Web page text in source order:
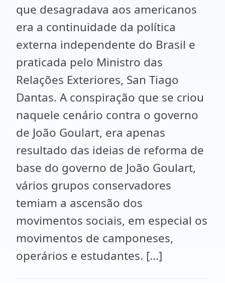
que desagradava aos americanos
era a continuidade da política
externa independente do Brasil e
praticada pelo Ministro das
Relações Exteriores, San Tiago
Dantas. A conspiração que se criou
naquele cenário contra o governo
de João Goulart, era apenas
resultado das ideias de reforma de
base do governo de João Goulart,
vários grupos conservadores
temiam a ascensão dos
movimentos sociais, em especial os
movimentos de camponeses,
operários e estudantes. [...]